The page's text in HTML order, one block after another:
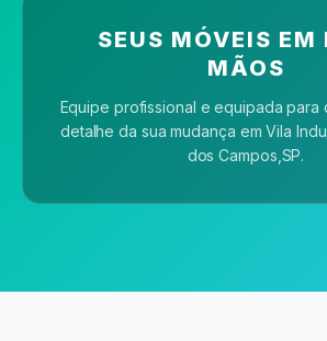
SEUS MÓVEIS EM
MÃOS
Equipe profissional e equipada para
detalhe da sua mudança em Vila
dos Campos,SP.